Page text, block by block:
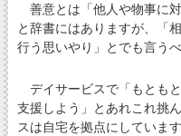
善意とは「他人や物事に
と辞書にはありますが、「
行う思いやり」とでも言うべ
デイサービスで「もとも
支援しよう」とあれこれ挑
スは自宅を拠点にしていま